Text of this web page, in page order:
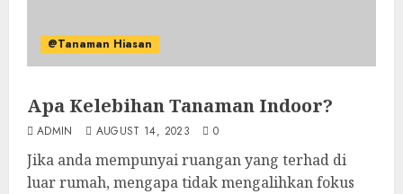
@Tanaman Hiasan
Apa Kelebihan Tanaman Indoor?
ADMIN AUGUST 14, 2023 0
Jika anda mempunyai ruangan yang terhad di
luar rumah, mengapa tidak mengalihkan fokus